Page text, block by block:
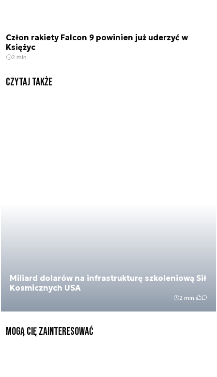
Człon rakiety Falcon 9 powinien już uderzyć w
Księżyc
2 min.
Czytaj także
Miliard dolarów na infrastrukturę szkoleniową Sił
Kosmicznych USA
2 min.
Mogą Cię zainteresować